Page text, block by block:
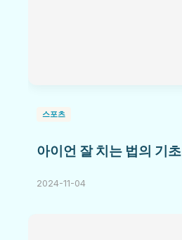
스포츠
아이언 잘 치는 법의 기
2024-11-04